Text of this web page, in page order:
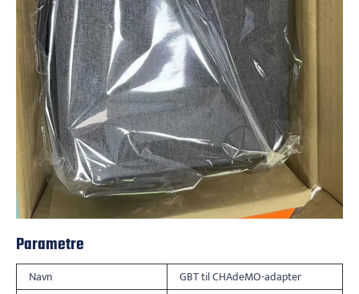
Parametre
Navn
GBT til CHAdeMO-adapter